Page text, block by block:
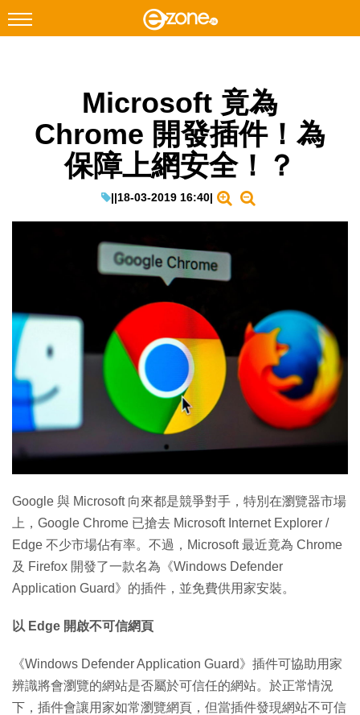
Instagram
科技焦點
教學評測
生成式AI與雲端應用
Enterprise Digital Transformation
特集
Microsoft 竟為
Chrome 開發插件！為
保障上網安全！？
||18-03-2019 16:40|
Google 與 Microsoft 向來都是競爭對手，特別在瀏覽器市場
上，Google Chrome 已搶去 Microsoft Internet Explorer /
Edge 不少市場佔有率。不過，Microsoft 最近竟為 Chrome
及 Firefox 開發了一款名為《Windows Defender
Application Guard》的插件，並免費供用家安裝。
以 Edge 開啟不可信網頁
《Windows Defender Application Guard》插件可協助用家
辨識將會瀏覽的網站是否屬於可信任的網站。於正常情況
下，插件會讓用家如常瀏覽網頁，但當插件發現網站不可信